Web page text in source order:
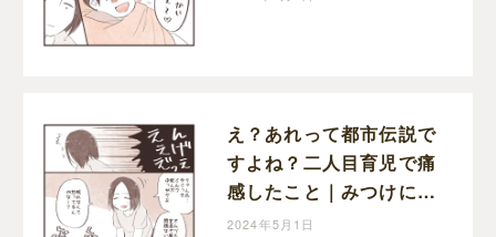
え？あれって都市伝説で
すよね？二人目育児で痛
感したこと｜みつけにっ
き
2024年5月1日